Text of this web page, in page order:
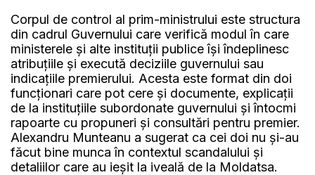
Corpul de control al prim-ministrului este structura
din cadrul Guvernului care verifică modul în care
ministerele și alte instituții publice își îndeplinesc
atribuțiile și execută deciziile guvernului sau
indicațiile premierului. Acesta este format din doi
funcționari care pot cere și documente, explicații
de la instituțiile subordonate guvernului și întocmi
rapoarte cu propuneri și consultări pentru premier.
Alexandru Munteanu a sugerat ca cei doi nu și-au
făcut bine munca în contextul scandalului și
detaliilor care au ieșit la iveală de la Moldatsa.